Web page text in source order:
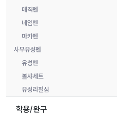
매직펜
네임펜
마카펜
사무유성펜
유성펜
볼샤세트
유성리필심
학용/완구